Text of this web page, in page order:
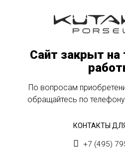
Сайт закрыт на
По вопросам
обращайтесь по
КОНТАКТЫ
+7 (495)